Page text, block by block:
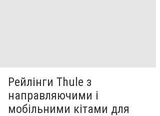
Рейлінги Thule з
направляючими і
мобільними кітами для